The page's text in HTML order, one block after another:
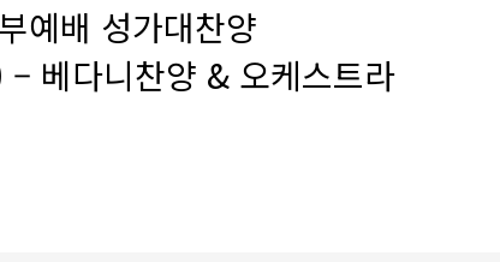
예배 성가대찬양
베다니찬양 & 오케스트라